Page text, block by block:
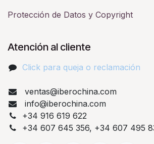
Protección de Datos y Copyright
Atención al cliente
Click para queja o reclamación​
ventas@iberochina.com
info@iberochina.com
+34 916 619 622
+34 607 645 356, +34 607 495